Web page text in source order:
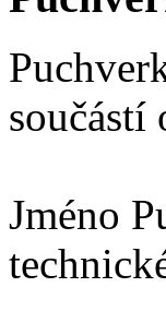
součástí
Jméno